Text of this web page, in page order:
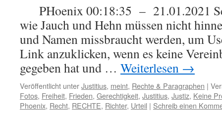
PHoenix 00:18:35 – 21.01.2021
wie Jauch und Hehn müssen nicht
und Namen missbraucht werden, um
Link anzuklicken, wenn es keine
gegeben hat und … Weiterlesen →
Veröffentlicht unterJustitius, meint, Rechte & Paragraphen |
Fotos, Freiheit, Frieden, Gerechtigkeit, Justitius, Justiz, Keine
Phoenix, Recht, RECHTE, Richter, Urteil | Schreib einen